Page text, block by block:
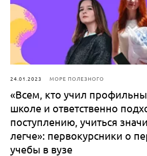
24.01.2023 МОРЕ ПОЛЕЗНОГО
«Всем, кто учил
школе и ответственно
поступлению, учиться
легче»: первокурсники о
учебы в вузе